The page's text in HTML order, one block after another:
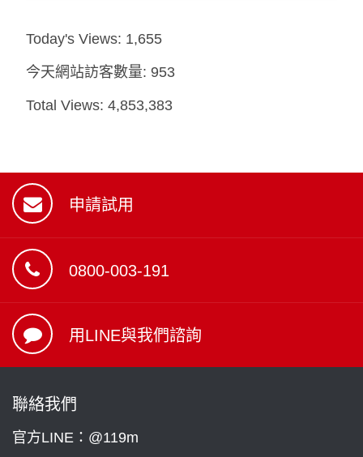
Today's Views: 1,655
今天網站訪客數量: 953
Total Views:4,853,383
申請試用
0800-003-191
用LINE與我們諮詢
聯絡我們
官方LINE：@119m